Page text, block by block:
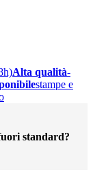
Alta qualità-
stampe e
standard?